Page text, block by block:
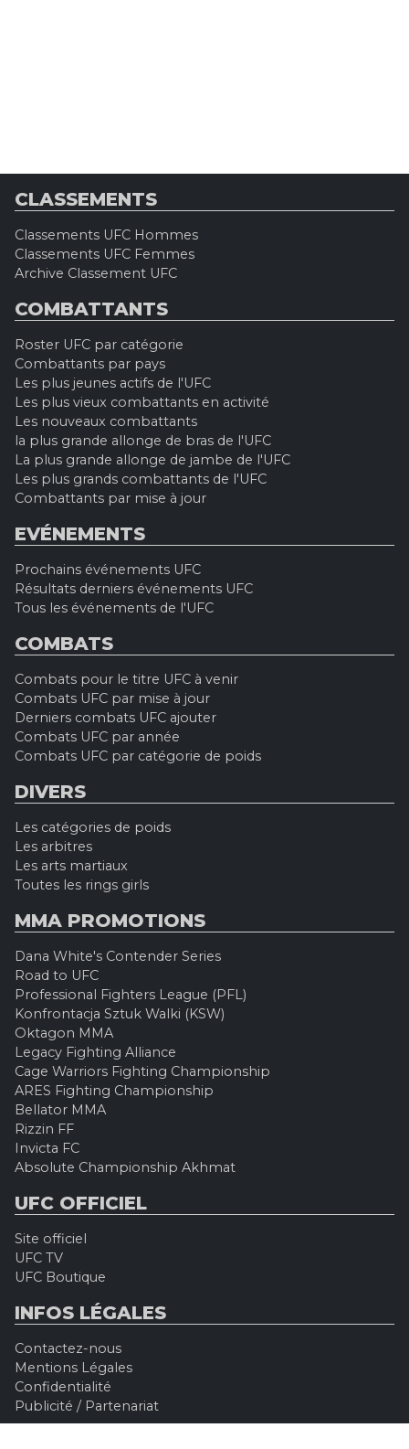
CLASSEMENTS
Classements UFC Hommes
Classements UFC Femmes
Archive Classement UFC
COMBATTANTS
Roster UFC par catégorie
Combattants par pays
Les plus jeunes actifs de l'UFC
Les plus vieux combattants en activité
Les nouveaux combattants
la plus grande allonge de bras de l'UFC
La plus grande allonge de jambe de l'UFC
Les plus grands combattants de l'UFC
Combattants par mise à jour
EVÉNEMENTS
Prochains événements UFC
Résultats derniers événements UFC
Tous les événements de l'UFC
COMBATS
Combats pour le titre UFC à venir
Combats UFC par mise à jour
Derniers combats UFC ajouter
Combats UFC par année
Combats UFC par catégorie de poids
DIVERS
Les catégories de poids
Les arbitres
Les arts martiaux
Toutes les rings girls
MMA PROMOTIONS
Dana White's Contender Series
Road to UFC
Professional Fighters League (PFL)
Konfrontacja Sztuk Walki (KSW)
Oktagon MMA
Legacy Fighting Alliance
Cage Warriors Fighting Championship
ARES Fighting Championship
Bellator MMA
Rizzin FF
Invicta FC
Absolute Championship Akhmat
UFC OFFICIEL
Site officiel
UFC TV
UFC Boutique
INFOS LÉGALES
Contactez-nous
Mentions Légales
Confidentialité
Publicité / Partenariat